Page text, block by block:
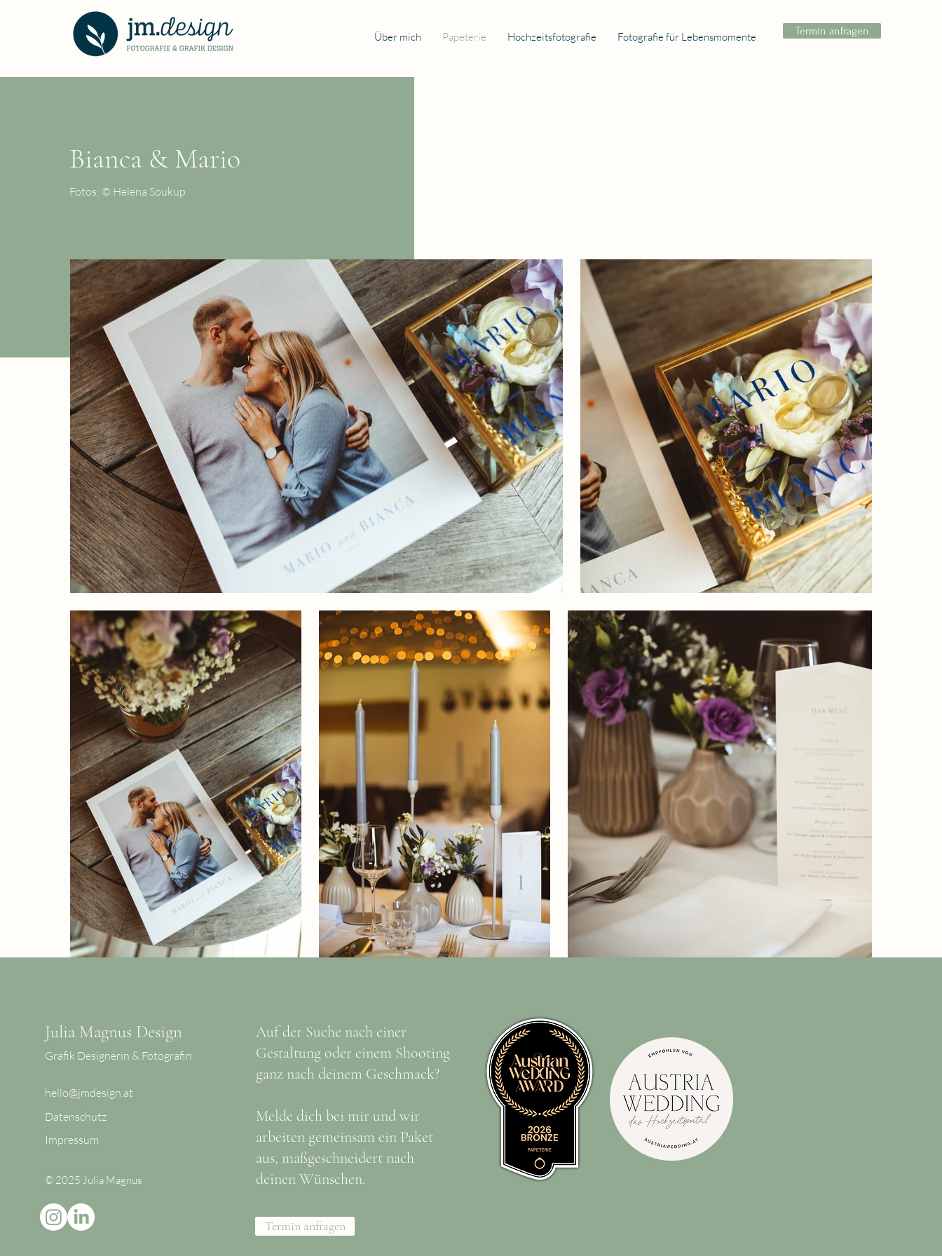
Über mich Papeterie Hochzeitsfotografie Fotografie für Lebensmomente Termin anfragen
Bianca & Mario
Fotos: © Helena Soukup
Julia Magnus Design
Grafik Designerin & Fotografin
hello@jmdesign.at
Datenschutz
Impressum
© 2025 Julia Magnus
Auf der Suche nach einer
Gestaltung oder einem Shooting
ganz nach deinem Geschmack?
Melde dich bei mir und wir
arbeiten gemeinsam ein Paket
aus, maßgeschneidert nach
deinen Wünschen.
Termin anfragen